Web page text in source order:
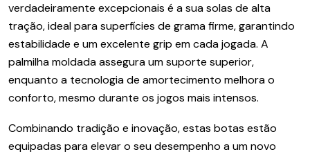
verdadeiramente excepcionais é a sua solas de alta
tração, ideal para superfícies de grama firme, garantindo
estabilidade e um excelente grip em cada jogada. A
palmilha moldada assegura um suporte superior,
enquanto a tecnologia de amortecimento melhora o
conforto, mesmo durante os jogos mais intensos.
Combinando tradição e inovação, estas botas estão
equipadas para elevar o seu desempenho a um novo